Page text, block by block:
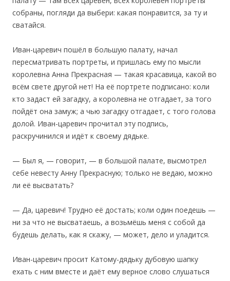
собраны, погляди да выбери: какая понравится, за ту и
сватайся.
‎Иван-царевич пошёл в большую палату, начал
пересматривать портреты, и пришлась ему по мысли
королевна Анна Прекрасная — такая красавица, какой во
всём свете другой нет! На её портрете подписано: коли
кто задаст ей загадку, а королевна не отгадает, за того
пойдёт она замуж; а чью загадку отгадает, с того голова
долой. Иван-царевич прочитал эту подпись,
раскручинился и идёт к своему дядьке.
— Был я, — говорит, — в большой палате, высмотрел
себе невесту Анну Прекрасную; только не ведаю, можно
ли её высватать?
— Да, царевич! Трудно её достать; коли один поедешь —
ни за что не высватаешь, а возьмёшь меня с собой да
будешь делать, как я скажу, — может, дело и уладится.
Иван-царевич просит Катому-дядьку дубовую шапку
ехать с ним вместе и даёт ему верное слово слушаться